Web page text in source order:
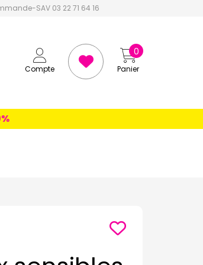
SAV 03 22 71 64 16
Compte Panier
0